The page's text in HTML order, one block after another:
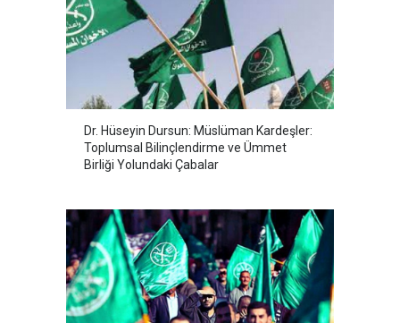
Dr. Hüseyin Dursun: Müslüman Kardeşler:
Toplumsal Bilinçlendirme ve Ümmet
Birliği Yolundaki Çabalar